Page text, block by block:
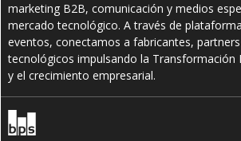
marketing B2B, comunicación y medios
mercado tecnológico. A través de
eventos, conectamos a fabricantes,
tecnológicos impulsando la Transformación
y el crecimiento empresarial.